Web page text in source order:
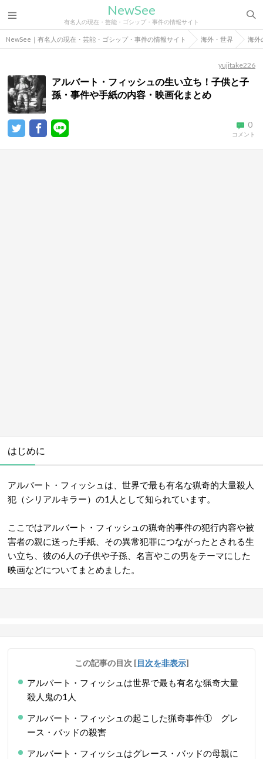
NewSee
有名人の現在・芸能・ゴシップ・事件の情報サイト
NewSee｜有名人の現在・芸能・ゴシップ・事件の情報サイト 海外・世界 海外
yujitake226
アルバート・フィッシュの生い立ち！子供と子
孫・事件や手紙の内容・映画化まとめ
0
コメント
はじめに
アルバート・フィッシュは、 世界で最も有名な猟奇的大量殺人
犯（シリアルキラー）の1人として知られています。
ここではアルバート・フィッシュの猟奇的事件の犯行内容や被
害者の親に送った手紙、その異常犯罪につながったとされる生
い立ち、彼の6人の子供や子孫、名言やこの男をテーマにした
映画などについてまとめました。
この記事の目次 [目次を非表示]
アルバート・フィッシュは世界で最も有名な猟奇大量
殺人鬼の1人
アルバート・フィッシュの起こした猟奇事件① グレ
ース・バッドの殺害
アルバート・フィッシュはグレース・バッドの母親に